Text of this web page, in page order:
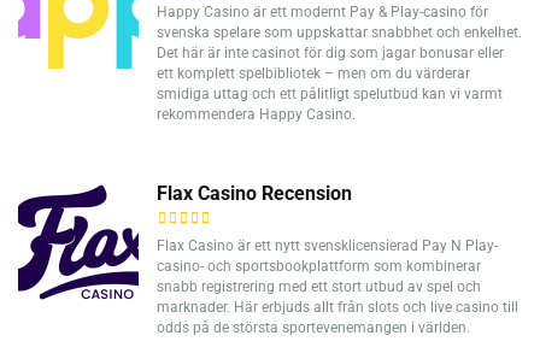
Happy Casino är ett modernt Pay & Play-casino för
svenska spelare som uppskattar snabbhet och enkelhet.
Det här är inte casinot för dig som jagar bonusar eller
ett komplett spelbibliotek – men om du värderar
smidiga uttag och ett pålitligt spelutbud kan vi varmt
rekommendera Happy Casino.
Flax Casino Recension
Flax Casino är ett nytt svensklicensierad Pay N Play-
casino- och sportsbookplattform som kombinerar
snabb registrering med ett stort utbud av spel och
marknader. Här erbjuds allt från slots och live casino till
odds på de största sportevenemangen i världen.